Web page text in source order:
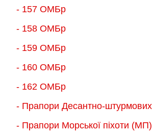
- 157 ОМБр
- 158 ОМБр
- 159 ОМБр
- 160 ОМБр
- 162 ОМБр
- Прапори Десантно-
- Прапори Морської піхоти (МП)